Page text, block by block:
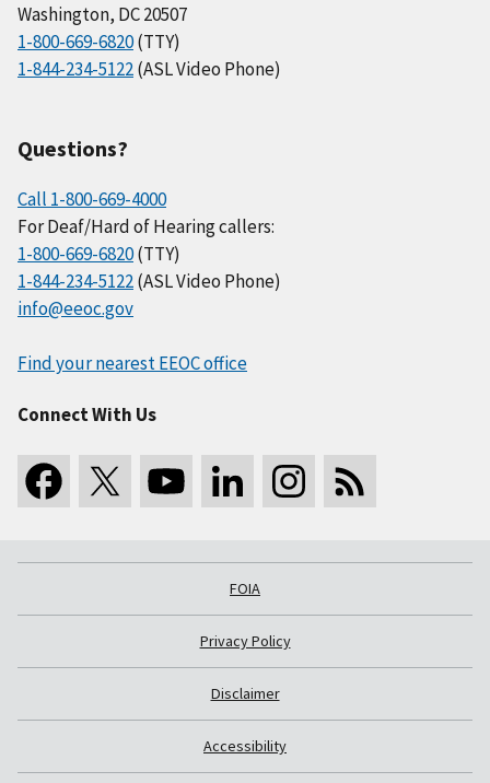
Washington, DC 20507
1-800-669-6820(TTY)
1-844-234-5122(ASL Video Phone)
Questions?
Call 1-800-669-4000
For Deaf/Hard of Hearing callers:
1-800-669-6820(TTY)
1-844-234-5122(ASL Video Phone)
info@eeoc.gov
Find your nearest EEOC office
Connect With Us
FOIA
Privacy Policy
Disclaimer
Accessibility